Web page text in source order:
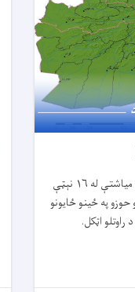
له ۱۶ نېټې
په ځينو ځایونو
اټکل.